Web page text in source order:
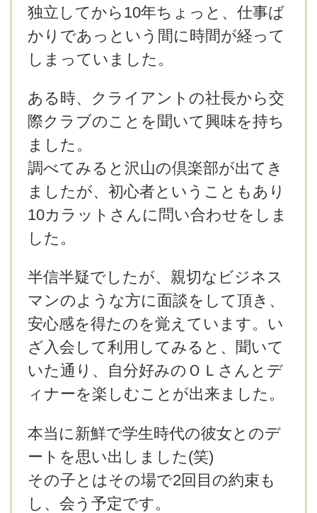
独立してから10年ちょっと、仕事ば
かりであっという間に時間が経って
しまっていました。
ある時、クライアントの社長から交
際クラブのことを聞いて興味を持ち
ました。
調べてみると沢山の倶楽部が出てき
ましたが、初心者ということもあり
10カラットさんに問い合わせをしま
した。
半信半疑でしたが、親切なビジネス
マンのような方に面談をして頂き、
安心感を得たのを覚えています。い
ざ入会して利用してみると、聞いて
いた通り、自分好みのＯＬさんとデ
ィナーを楽しむことが出来ました。
本当に新鮮で学生時代の彼女とのデ
ートを思い出しました(笑)
その子とはその場で2回目の約束も
し、会う予定です。